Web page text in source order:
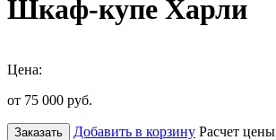
Шкаф-купе Харли
Цена:
от 75 000 руб.
Заказать Добавить в корзину Расчет цены